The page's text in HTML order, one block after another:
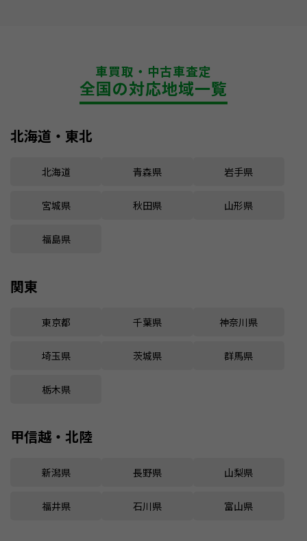
車買取・中古車査定
全国の対応地域一覧
北海道・東北
北海道 青森県 岩手県
宮城県 秋田県 山形県
福島県
関東
東京都 千葉県 神奈川県
埼玉県 茨城県 群馬県
栃木県
甲信越・北陸
新潟県 長野県 山梨県
福井県 石川県 富山県